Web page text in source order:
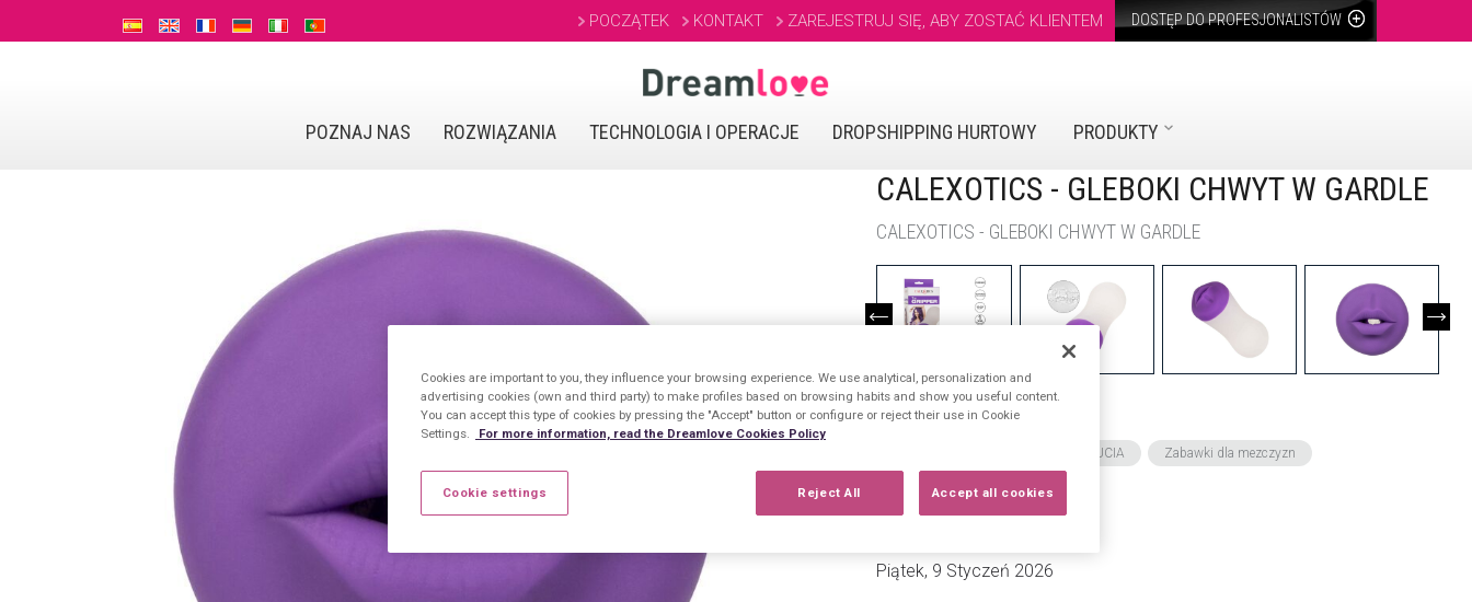
DOSTĘP DO PROFESJONALISTÓW
POCZĄTEK KONTAKT ZAREJESTRUJ SIĘ, ABY ZOSTAĆ KLIENTEM
POZNAJ NAS ROZWIĄZANIA TECHNOLOGIA I OPERACJE DROPSHIPPING HURTOWY PRODUKTY
CALEXOTICS - GLEBOKI CHWYT W GARDLE
CALEXOTICS - GLEBOKI CHWYT W GARDLE
FAMILIAS RELACIONADAS
ZABAWKI DOBREGO SAMOPOCZUCIA Zabawki dla mezczyzn
Masturbator ust
Piątek, 9 Styczeń 2026
Cookies are important to you, they influence your browsing experience. We use analytical, personalization and
advertising cookies (own and third party) to make profiles based on browsing habits and show you useful content.
You can accept this type of cookies by pressing the "Accept" button or configure or reject their use in Cookie
Settings.
For more information, read the Dreamlove Cookies Policy
Reject All Accept all cookies
Cookie settings